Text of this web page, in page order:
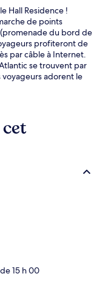
Hall Residence !
de points
du bord de
profiteront de
par câble à Internet.
se trouvent par
voyageurs adorent le
15 h 00